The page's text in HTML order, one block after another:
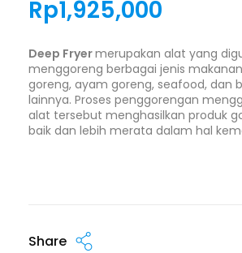
Rp1,925,000
Deep Fryermerupakan alat yang
menggoreng berbagai jenis
goreng, ayam goreng, seafood, dan
lainnya. Proses penggorengan
alat tersebut menghasilkan produk
baik dan lebih merata dalam hal
Share